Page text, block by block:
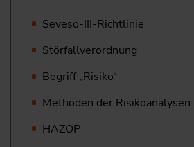
Seveso-III-Richtlinie
Störfallverordnung
Begriff „Risiko“
Methoden der Risikoanalysen
HAZOP